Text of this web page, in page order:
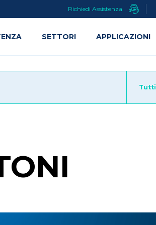
Tutti
Richiedi Assistenza
SETTORI APPLICAZIONI